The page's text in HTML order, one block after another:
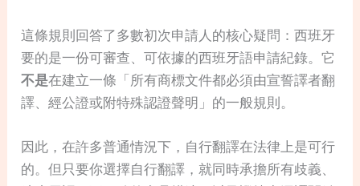
這條規則回答了多數初次申請人的核心疑問：西班牙
要的是一份可審查、可依據的西班牙語申請紀錄。它
不是在建立一條「所有商標文件都必須由宣誓譯者翻
譯、經公證或附特殊認證聲明」的一般規則。
因此，在許多普通情況下，自行翻譯在法律上是可行
的。但只要你選擇自行翻譯，就同時承擔所有歧義、